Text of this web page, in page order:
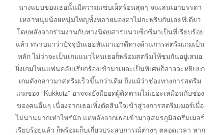
นางแบบของเธอนั้นมีความแซ่บเผ็ดร้อนสุดๆ จนเล่นเอาบรรดา
เหล่าหนุ่มน้อยหนุ่มใหญ่ทั้งหลายมองตาไม่กะพริบกันเลยทีเดียว
โดยหลังจากร่วมงานกับทางนิตยสารแนวเซ็กซี่มาเป็นที่เรียบร้อย
แล้ว ทราบมาว่าปัจจุบันเธอหันมาเอาดีทางด้านการสตรีมเกมเป็น
หลัก ไม่ว่าจะเป็นเกมแนวไหนเธอก็พร้อมสตรีมให้ชมกันอยู่เสมอ
ยิ่งเกมไหนแฟนคลับเรียกร้องเข้ามาเยอะเป็นพิเศษก็อาจจะหยิบยก
เกมดังกล่าวมาสตรีมเร็วขึ้นกว่าเดิม ถึงแม้ว่าช่องทางการสตรีม
เกมของ “Kukkuiz” อาจจะยังมียอดผู้ติดตามไม่เยอะเหมือนกับช่อง
ของคนอื่นๆ เนื่องจากเธอเพิ่งตัดสินใจเข้าสู่วงการสตรีมเมอร์เมื่อ
ไม่นานมากเท่าไหร่นัก แต่หลังจากเธอเข้ามาสู่สมรภูมิสตรีมเมอร์
เรียบร้อยแล้ว ก็พร้อมเก็บเกี่ยวประสบการณ์ต่างๆ ตลอดเวลา หาก